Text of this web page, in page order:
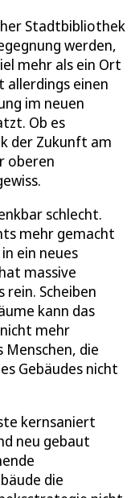
Stadtbibliothek
werden,
mehr als ein Ort
allerdings einen
im neuen
Ob es
der Zukunft am
oberen
schlecht.
mehr gemacht
ein neues
massive
Scheiben
kann das
mehr
die
Gebäudes nicht
kernsaniert
neu gebaut
die